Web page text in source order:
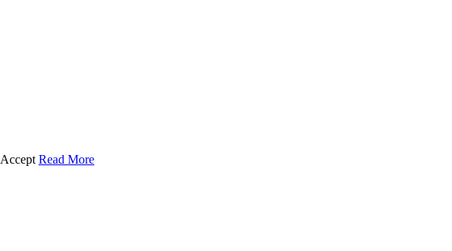
Accept Read More